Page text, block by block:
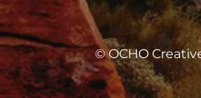
© OCHO